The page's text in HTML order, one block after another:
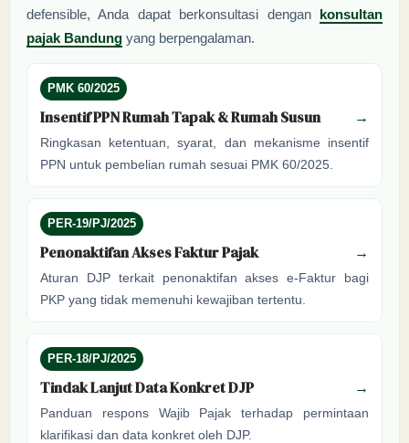
defensible, Anda dapat berkonsultasi dengan konsultan
pajak Bandung yang berpengalaman.
PMK 60/2025
Insentif PPN Rumah Tapak & Rumah Susun →
Ringkasan ketentuan, syarat, dan mekanisme insentif
PPN untuk pembelian rumah sesuai PMK 60/2025.
PER-19/PJ/2025
Penonaktifan Akses Faktur Pajak →
Aturan DJP terkait penonaktifan akses e-Faktur bagi
PKP yang tidak memenuhi kewajiban tertentu.
PER-18/PJ/2025
Tindak Lanjut Data Konkret DJP →
Panduan respons Wajib Pajak terhadap permintaan
klarifikasi dan data konkret oleh DJP.